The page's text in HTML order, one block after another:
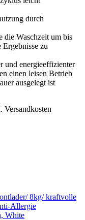
durch
die Waschzeit um bis
zu
und energieeffizienter
einen leisen Betrieb
ausgelegt ist
8kg/ kraftvolle
Allergie
White